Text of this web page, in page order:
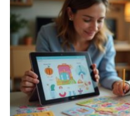
Délais pour récupérer
test